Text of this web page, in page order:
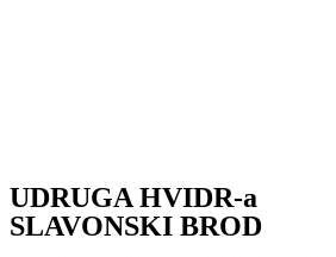
UDRUGA HVIDR-a
SLAVONSKI BROD